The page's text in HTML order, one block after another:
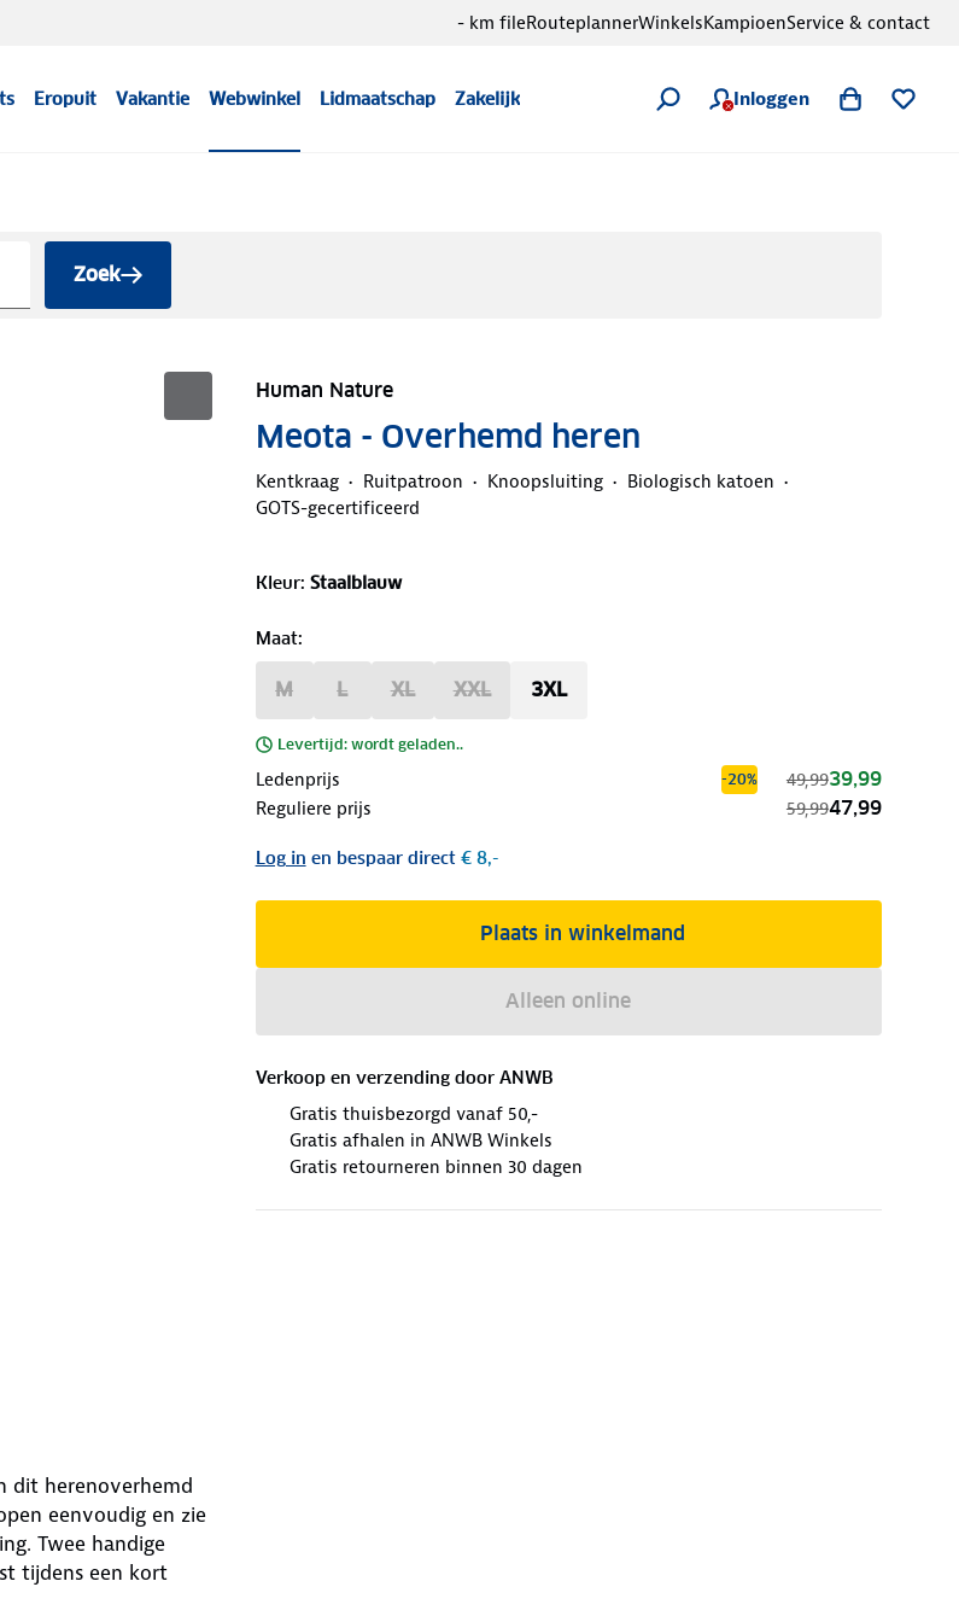
Eropuit Vakantie Webwinkel Lidmaatschap Zakelijk Inloggen
- km fileRouteplannerWinkelsKampioenService & contact
Zoek
Human Nature
Meota - Overhemd heren
Kentkraag Ruitpatroon Knoopsluiting
Biologisch katoen
GOTS-gecertificeerd
Kleur: Staalblauw
Maat:
M L XL XXL 3XL
Levertijd: wordt geladen..
Ledenprijs -20% 49,9939,99
Reguliere prijs 59,9947,99
Log in en bespaar direct€ 8,-
Plaats in winkelmand
Alleen online
Verkoop en verzending door ANWB
Gratis thuisbezorgd vanaf 50,-
Gratis afhalen in ANWB Winkels
Gratis retourneren binnen 30 dagen
dit herenoverhemd
eenvoudig en zie
Twee handige
tijdens een kort